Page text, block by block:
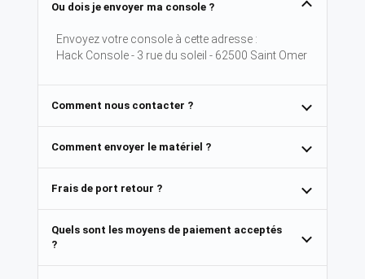
Ou dois je envoyer ma console ?
Envoyez votre console à cette adresse :
Hack Console - 3 rue du soleil - 62500 Saint Omer
Comment nous contacter ?
Comment envoyer le matériel ?
Frais de port retour ?
Quels sont les moyens de paiement acceptés
?